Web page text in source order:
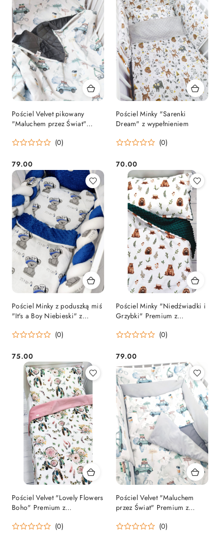
Pościel Velvet pikowany
"Maluchem przez Świat"
(0)
Cena:
79.00
Pościel Minky "Sarenki
Dream" z wypełnieniem
(0)
Cena:
70.00
Pościel Minky z poduszką miś
"It's a Boy Niebieski" z
(0)
Cena:
75.00
Pościel Minky "Niedźwiadki i
Grzybki" Premium z
(0)
Cena:
79.00
Pościel Velvet "Lovely Flowers
Boho" Premium z
(0)
Pościel Velvet "Maluchem
przez Świat" Premium z
(0)